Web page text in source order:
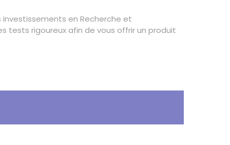
investissements en Recherche et
tests rigoureux afin de vous offrir un produit